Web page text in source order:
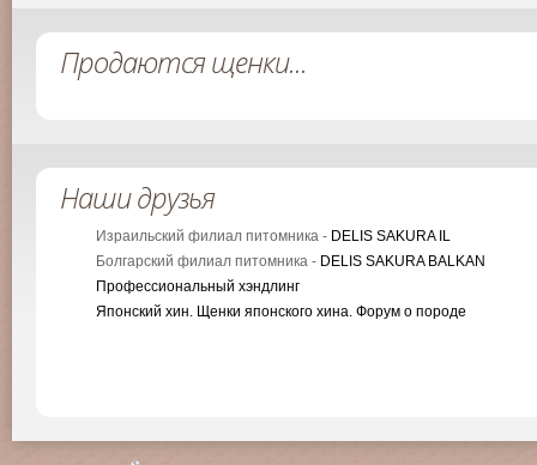
Продаются щенки...
Наши друзья
Израильский филиал питомника - DELIS SAKURA IL
Болгарский филиал питомника - DELIS SAKURA BALKAN
Профессиональный хэндлинг
Японский хин. Щенки японского хина. Форум о породе